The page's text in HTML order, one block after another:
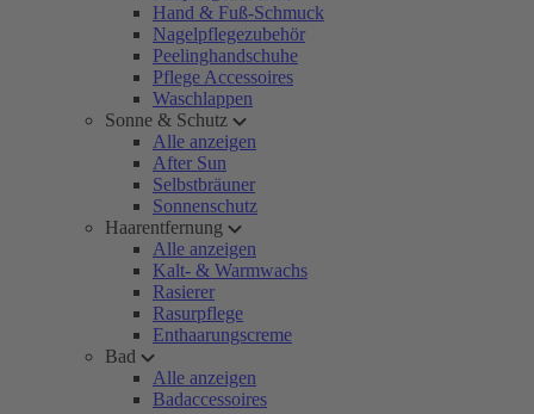
Hand & Fuß-Schmuck
Nagelpflegezubehör
Peelinghandschuhe
Pflege Accessoires
Waschlappen
Sonne & Schutz
Alle anzeigen
After Sun
Selbstbräuner
Sonnenschutz
Haarentfernung
Alle anzeigen
Kalt- & Warmwachs
Rasierer
Rasurpflege
Enthaarungscreme
Bad
Alle anzeigen
Badaccessoires